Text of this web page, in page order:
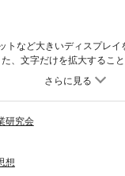
トなど大きいディスプレイ
、文字だけを拡大するこ
照、引用などの機能が使用
ついて誰もが信頼し利用で
をつく大胆な論文，新実
とその解説・授業記録な
の科学論・教育論（加川
空気の重さ〉（松田心一）
研究会
想